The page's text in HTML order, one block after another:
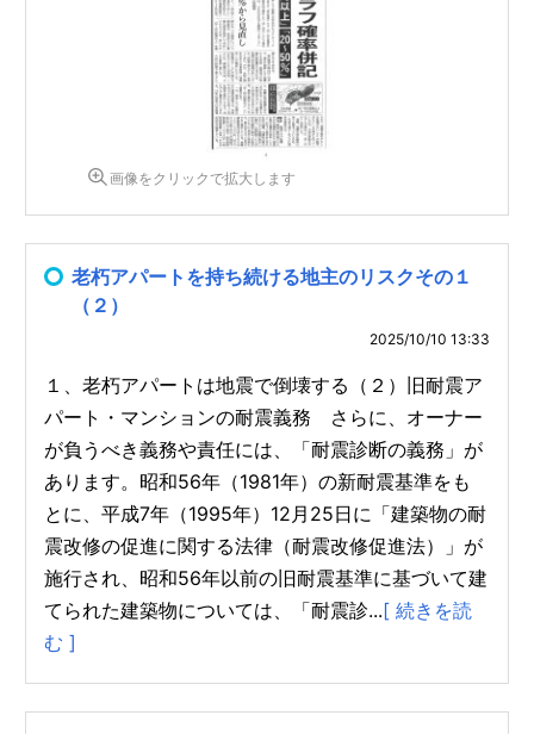
画像をクリックで拡大します
老朽アパートを持ち続ける地主のリスクその１
（２）
2025/10/10 13:33
１、老朽アパートは地震で倒壊する（２）旧耐震ア
パート・マンションの耐震義務 さらに、オーナー
が負うべき義務や責任には、「耐震診断の義務」が
あります。昭和56年（1981年）の新耐震基準をも
とに、平成7年（1995年）12月25日に「建築物の耐
震改修の促進に関する法律（耐震改修促進法）」が
施行され、昭和56年以前の旧耐震基準に基づいて建
てられた建築物については、「耐震診...[ 続きを読
む ]